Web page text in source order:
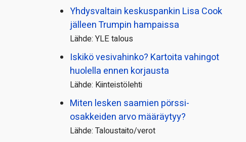
Yhdysvaltain keskuspankin Lisa Cook
jälleen Trumpin hampaissa
Lähde: YLE talous
Iskikö vesivahinko? Kartoita vahingot
huolella ennen korjausta
Lähde: Kiinteistölehti
Miten lesken saamien pörssi­
osakkeiden arvo määräytyy?
Lähde: Taloustaito/verot